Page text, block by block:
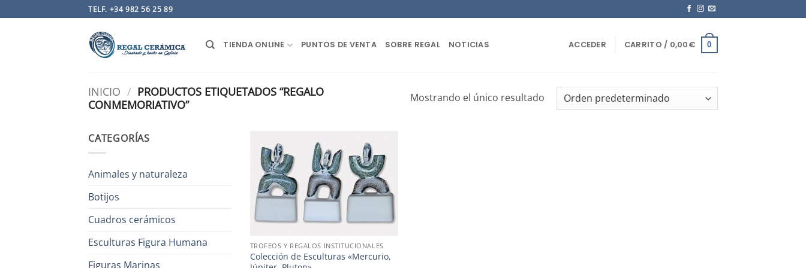
al
TELF. +34 982 56 25 89
TIENDA ONLINE PUNTOS DE VENTA SOBRE REGAL NOTICIAS ACCEDER CARRITO / 0,00€ 0
INICIO / PRODUCTOS ETIQUETADOS “REGALO
CONMEMORIATIVO”
Mostrando el único resultado
CATEGORÍAS
Animales y naturaleza
Botijos
Cuadros cerámicos
Esculturas Figura Humana
Figuras Marinas
TROFEOS Y REGALOS INSTITUCIONALES
Colección de Esculturas «Mercurio,